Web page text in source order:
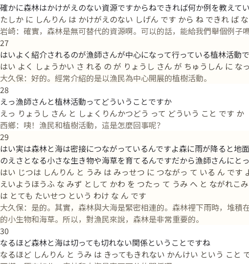
確かに森林はかけがえのない資源ですからねできれば何か例を教えて
たしか に しんりん は かけがえのない しげん です から ね できれ ば
岩崎：確實，森林是無可替代的資源啊。可以的話，能給我們舉個例子嗎
27
はいよく紹介されるのが漁師さんが中心になって行っている植林活動
はい よく しょうかい さ れる の が りょうし さん が ちゅうしん に な
大久保：好的。經常介紹的是以漁民為中心開展的植樹活動。
28
えっ漁師さんと植林活動ってどういうことですか
えっ りょうし さん と しょくりんかつどう って どういう こと です か
西鄉：咦！漁民和植樹活動，這是怎麼回事呢？
29
はい実は森林と海は密接につながっているんですよ森に雨が降ると
のえさとなる小さな生き物や海草を育てるんですだから漁師さんにと
はい じつは しんりん と うみ は みっせつ に つながっ て いる ん で
えいようほうふ な みず として かわ を つたっ て うみ へ と ながれこ
は とても たいせつ という わけ な ん です
大久保：是的。其實，森林與大海是緊密相連的。森林裡下雨時，堆
的小生物和海草。所以，對漁民來說，森林是非常重要的。
30
なるほど森林と海は切っても切れない関係ということですね
なるほど しんりん と うみ は きってもきれない かんけい という こと